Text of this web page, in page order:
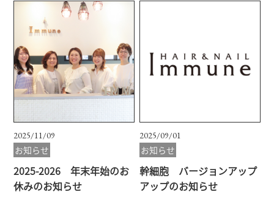
2025/11/09
お知らせ
2025-2026 年末年始のお
休みのお知らせ
2025/09/01
お知らせ
幹細胞 バージョンアップ
アップのお知らせ